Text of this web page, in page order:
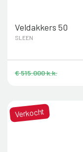
Veldakkers 50
SLEEN
€ 515.000 k.k.
Verkocht